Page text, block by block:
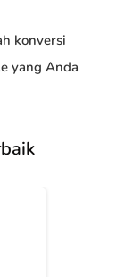
konversi
yang Anda